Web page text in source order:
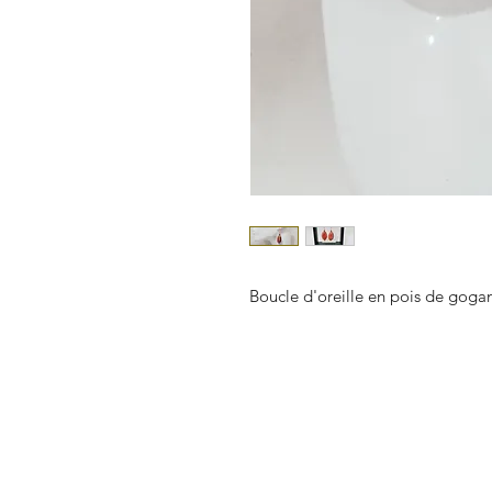
Boucle d'oreille en pois de